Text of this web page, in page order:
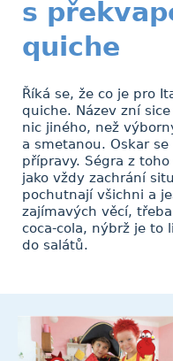
s
quiche
Říká se, že co je pro
quiche. Název zní
nic jiného, než
a smetanou. Oskar
přípravy. Ségra z
jako vždy zachrání
pochutnají všichni a
zajímavých věcí,
coca-cola, nýbrž je to
do salátů.